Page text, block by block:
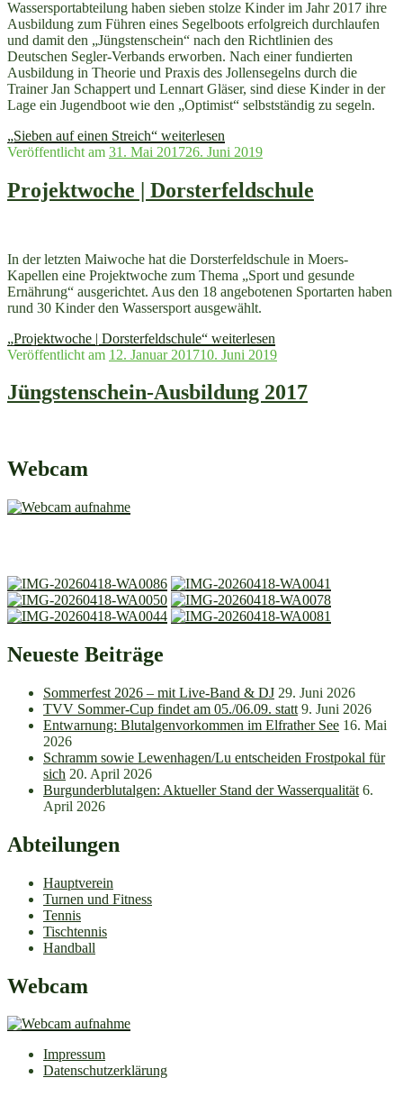
Wassersportabteilung haben sieben stolze Kinder im Jahr 2017 ihre
Ausbildung zum Führen eines Segelboots erfolgreich durchlaufen
und damit den „Jüngstenschein“ nach den Richtlinien des
Deutschen Segler-Verbands erworben. Nach einer fundierten
Ausbildung in Theorie und Praxis des Jollensegelns durch die
Trainer Jan Schappert und Lennart Gläser, sind diese Kinder in der
Lage ein Jugendboot wie den „Optimist“ selbstständig zu segeln.
„Sieben auf einen Streich“ weiterlesen
Veröffentlicht am 31. Mai 201726. Juni 2019
Projektwoche | Dorsterfeldschule
In der letzten Maiwoche hat die Dorsterfeldschule in Moers-
Kapellen eine Projektwoche zum Thema „Sport und gesunde
Ernährung“ ausgerichtet. Aus den 18 angebotenen Sportarten haben
rund 30 Kinder den Wassersport ausgewählt.
„Projektwoche | Dorsterfeldschule“ weiterlesen
Veröffentlicht am 12. Januar 201710. Juni 2019
Jüngstenschein-Ausbildung 2017
Webcam
Neueste Beiträge
Sommerfest 2026 – mit Live-Band & DJ 29. Juni 2026
TVV Sommer-Cup findet am 05./06.09. statt 9. Juni 2026
Entwarnung: Blutalgenvorkommen im Elfrather See 16. Mai
2026
Schramm sowie Lewenhagen/Lu entscheiden Frostpokal für
sich 20. April 2026
Burgunderblutalgen: Aktueller Stand der Wasserqualität 6.
April 2026
Abteilungen
Hauptverein
Turnen und Fitness
Tennis
Tischtennis
Handball
Webcam
Impressum
Datenschutzerklärung